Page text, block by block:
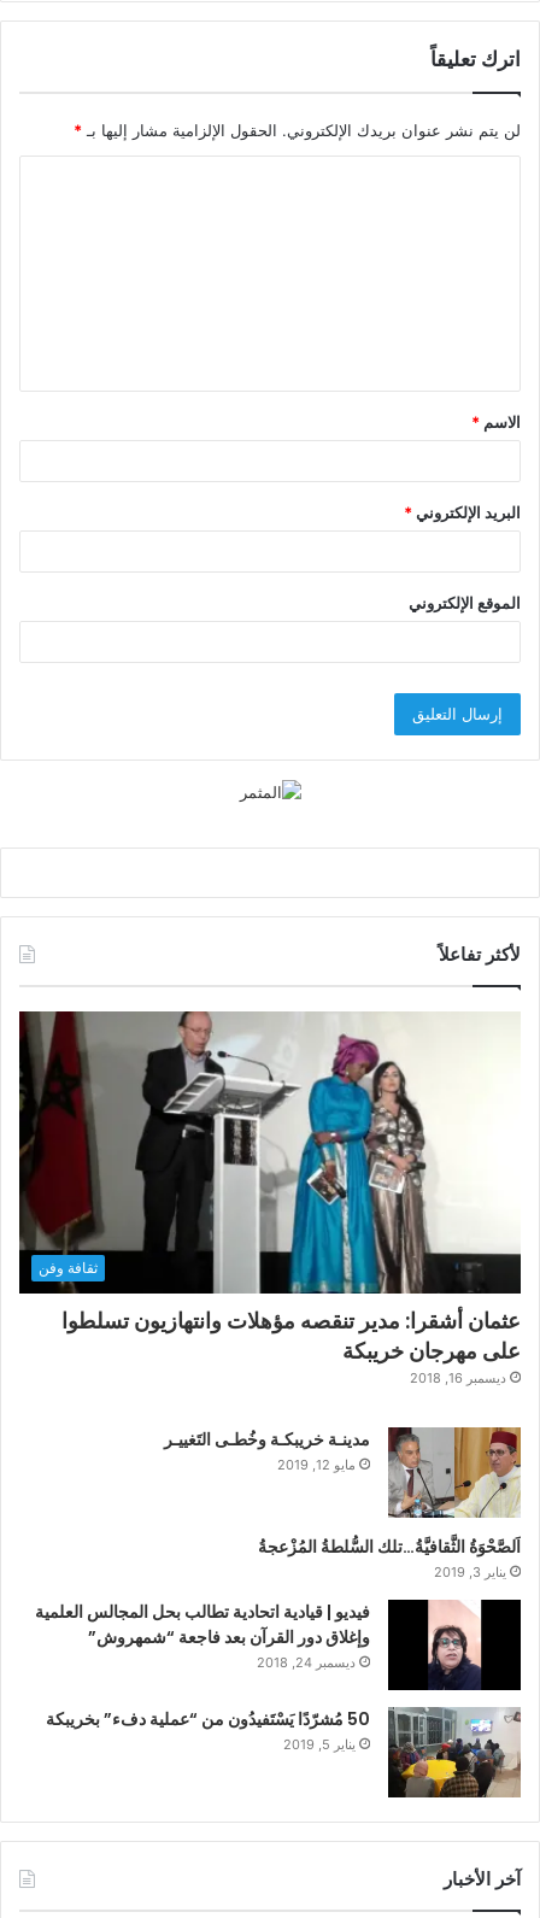
اترك تعليقاً
لن يتم نشر عنوان بريدك الإلكتروني. الحقول الإلزامية مشار إليها بـ *
ق
*
الاسم *
البريد الإلكتروني*
الموقع الإلكتروني
لأكثر تفاعلاً
ثقافة وفن
عثمان أشقرا: مدير تنقصه مؤهلات وانتهازيون تسلطوا
على مهرجان خريبكة
ديسمبر 16, 2018
مدينـة خريبكـة وخُطـى التَغييـر
مايو 12, 2019
اَلصَّحْوَةُ الثَّقافيَّةُ…تلك السُّلطةُ المُزْعجةُ
يناير 3, 2019
فيديو | قيادية اتحادية تطالب بحل المجالس العلمية
وإغلاق دور القرآن بعد فاجعة “شمهروش”
ديسمبر 24, 2018
50 مُشرّدًا يَسْتَفيدُون من “عملية دفء” بخريبكة
يناير 5, 2019
آخر الأخبار